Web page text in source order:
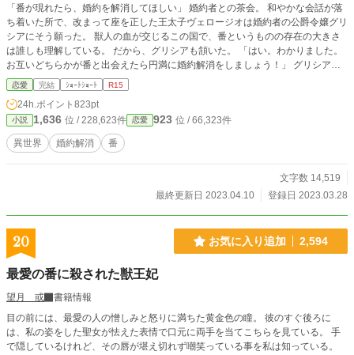
「番が現れたら、婚約を解消してほしい」 婚約者との茶会。 和やかな会話が落
ち着いた所で、改まって座を正した王太子ヴェロージオは婚約者の公爵令嬢グリ
シアにそう願った。 獣人の血が交じるこの国で、番というものの存在の大きさ
は誰しも理解している。 だから、グリシアも頷いた。 「はい。わかりました。
お互いどちらかが番と出会えたら円満に婚約解消をしましょう！」 グリシアに
答えに満足したはずなのだが、ヴェロージオの心に沸き上がる感情。 こちらの
希望を受け入れられたはずのに…、何故か、もやっとした気持ちになった。
恋愛 完結 ｼｮｰﾄｼｮｰﾄ R15
24h.ポイント 823pt
小説 1,636 位 / 228,623件 恋愛 923 位 / 66,323件
異世界 婚約解消 番
文字数 14,519
最終更新日 2023.04.10
登録日 2023.03.28
20 お気に入り追加 2,594
最愛の番に殺された獣王妃
望月 或
書籍情報
目の前には、最愛の人の憎しみと怒りに満ちた黄金色の瞳。 彼のすぐ後ろに
は、私の姿をした聖女が怯えた表情で口元に両手を当てこちらを見ている。 手
で隠しているけれど、その唇が堪え切れず嘲笑っている事を私は知っている。